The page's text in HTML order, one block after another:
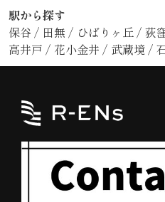
駅から探す
保谷 / 田無 / ひばりヶ丘 / 荻
高井戸 / 花小金井 / 武蔵境 /